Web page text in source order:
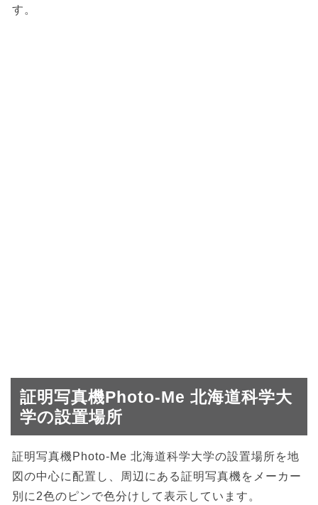
す。
証明写真機Photo-Me 北海道科学大
学の設置場所
証明写真機Photo-Me 北海道科学大学の設置場所を地
図の中心に配置し、周辺にある証明写真機をメーカー
別に2色のピンで色分けして表示しています。